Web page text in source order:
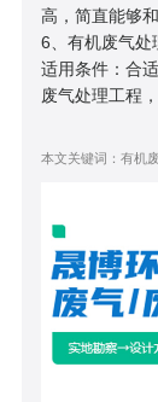
高，简直能够
6、有机废气
适用条件：合
废气处理工程
本文关键词：有机